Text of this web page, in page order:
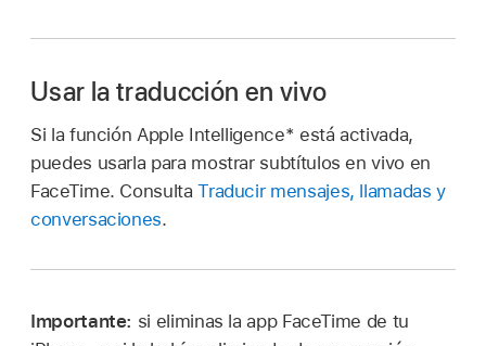
Usar la traducción en vivo
Si la función Apple Intelligence* está activada,
puedes usarla para mostrar subtítulos en vivo en
FaceTime. ConsultaTraducir mensajes, llamadas y
conversaciones.
Importante: si eliminas la app FaceTime de tu